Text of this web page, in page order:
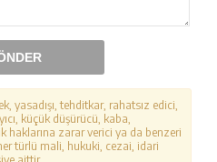
yasadışı, tehditkar, rahatsız edici,
küçük düşürücü, kaba,
haklarına zarar verici ya da benzeri
türlü mali, hukuki, cezai, idari